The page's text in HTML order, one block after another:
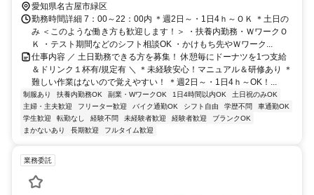
愛知県名古屋市緑区
勤務時間詳細 7：00～22：00内 ＊週2日～・1日4ｈ～ＯＫ ＊土日の
み ＜このような働き方も歓迎します！＞ ・扶養内勤務・ＷワークＯ
Ｋ ・テスト期間などのシフト相談OK ・かけもち先やＷワーク...
仕事内容 ／ 土日勤務できる方を募集！ 休憩毎にドーナツを1つ支給
＆ドリンク１杯有/規定有 ＼ ＊未経験安心！マニュアル＆研修あり ＊
難しい作業はないので覚えやすい！ ＊週2日～・1日4ｈ～OK！...
制服あり 扶養内勤務OK 副業・WワークOK 1日4時間以内OK
土日祝のみOK
主婦・主夫歓迎
フリーター歓迎 バイク通勤OK シフト自由 学歴不問
車通勤OK
学生歓迎
転勤なし 経験不問 未経験者歓迎 経験者歓迎
ブランクOK
まかないあり
長期歓迎 フルタイム歓迎
業務委託